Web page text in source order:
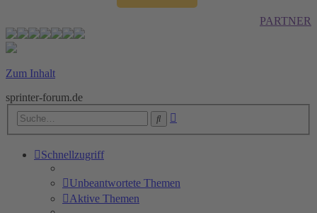
PARTNER
Zum Inhalt
sprinter-forum.de
Suche
Schnellzugriff
Unbeantwortete Themen
Aktive Themen